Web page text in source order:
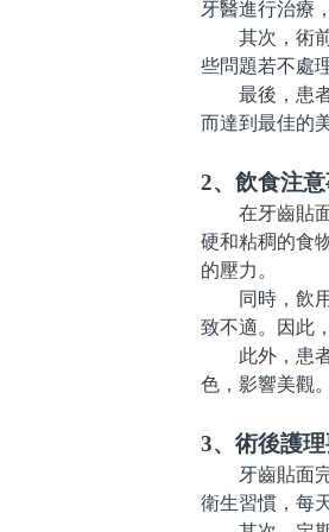
牙醫進行治療
其次，術前
些問題若不處
最後，患者
而達到最佳的
2、飲食注
在牙齒貼面
硬和粘稠的食
的壓力。
同時，飲用
致不適。因此
此外，患者
色，影響美觀
3、術後護
牙齒貼面完
衛生習慣，每